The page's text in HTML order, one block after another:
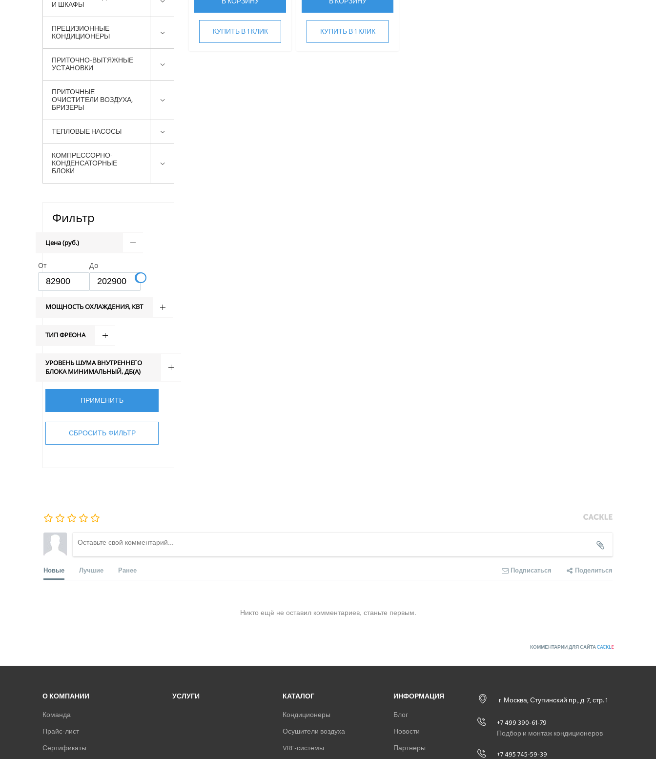
И ШКАФЫ
ПРЕЦИЗИОННЫЕ
КОНДИЦИОНЕРЫ
ПРИТОЧНО-ВЫТЯЖНЫЕ
УСТАНОВКИ
ПРИТОЧНЫЕ
ОЧИСТИТЕЛИ ВОЗДУХА,
БРИЗЕРЫ
ТЕПЛОВЫЕ НАСОСЫ
КОМПРЕССОРНО-
КОНДЕНСАТОРНЫЕ
БЛОКИ
Фильтр
Цена (руб.)
От До
МОЩНОСТЬ ОХЛАЖДЕНИЯ, КВТ
ТИП ФРЕОНА
УРОВЕНЬ ШУМА ВНУТРЕННЕГО
БЛОКА МИНИМАЛЬНЫЙ, ДБ(А)
КУПИТЬ В 1 КЛИК КУПИТЬ В 1 КЛИК
Новые Лучшие Ранее Подписаться Поделиться
Никто ещё не оставил комментариев, станьте первым.
КОММЕНТАРИИ ДЛЯ САЙТАCACKLE
О КОМПАНИИ
Команда
Прайс-лист
Сертификаты
УСЛУГИ
КАТАЛОГ
Кондиционеры
Осушители воздуха
VRF-системы
ИНФОРМАЦИЯ
Блог
Новости
Партнеры
г. Москва, Ступинский пр., д. 7, стр. 1
+7 499 390-61-79
Подбор и монтаж кондиционеров
+7 495 745-59-39